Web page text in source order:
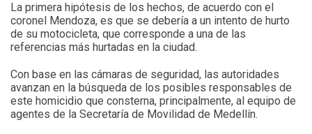
La primera hipótesis de los hechos, de acuerdo con el
coronel Mendoza, es que se debería a un intento de hurto
de su motocicleta, que corresponde a una de las
referencias más hurtadas en la ciudad.
Con base en las cámaras de seguridad, las autoridades
avanzan en la búsqueda de los posibles responsables de
este homicidio que consterna, principalmente, al equipo de
agentes de la Secretaría de Movilidad de Medellín.